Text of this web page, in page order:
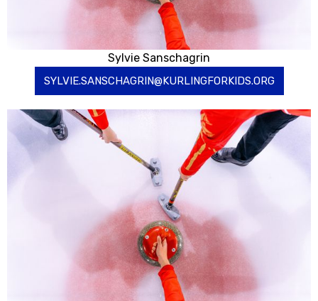
Sylvie Sanschagrin
SYLVIE.SANSCHAGRIN@KURLINGFORKIDS.ORG